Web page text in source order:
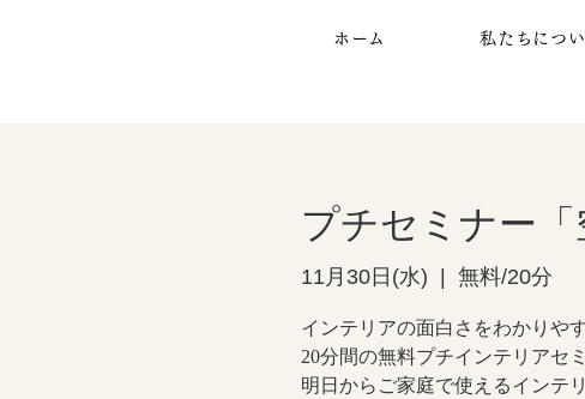
ホーム 私たちについ
プチセミナー「
11月30日(水)
  |
無料/20分
インテリアの面白さをわかりや
20分間の無料プチインテリアセ
明日からご家庭で使えるインテ